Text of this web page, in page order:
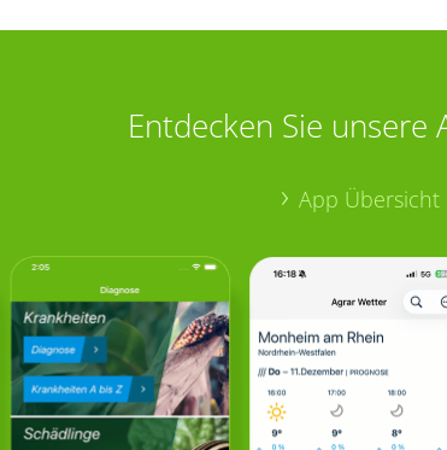
Entdecken Sie unsere
App Übersicht